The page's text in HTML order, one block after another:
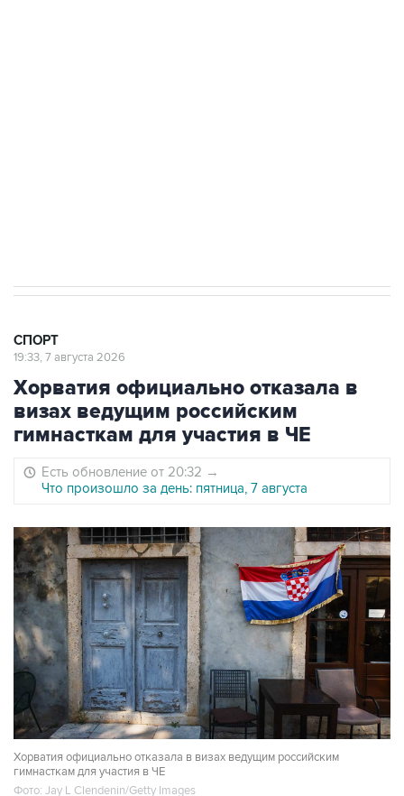
СПОРТ
19:33, 7 августа 2026
Хорватия официально отказала в
визах ведущим российским
гимнасткам для участия в ЧЕ
Есть обновление от 20:32 →
Что произошло за день: пятница, 7 августа
Хорватия официально отказала в визах ведущим российским
гимнасткам для участия в ЧЕ
Фото: Jay L Clendenin/Getty Images